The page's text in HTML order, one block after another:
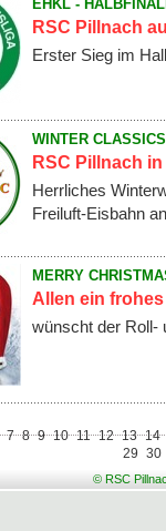
EHKL -
RSC Pillnach
Erster Sieg im
WINTER CLASSICS
RSC Pillnach
Herrliches
Freiluft-Eisbahn
MERRY
Allen ein
wünscht der Roll-
7 8 9 10 11 12 13
14
29 30
© RSC